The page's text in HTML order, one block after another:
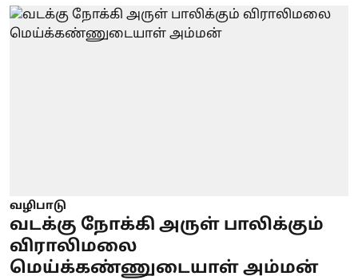
வழிபாடு
வடக்கு நோக்கி அருள் பாலிக்கும்
விராலிமலை
மெய்க்கண்ணுடையாள் அம்மன்